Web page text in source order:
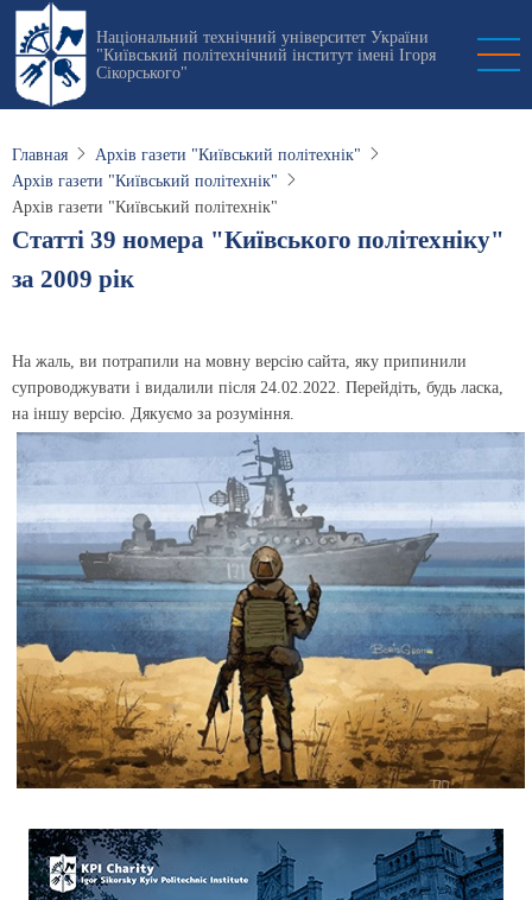
Перейти
основному
содержанию
Національний технічний університет України
"Київський політехнічний інститут імені Ігоря
Сікорського"
Главная
Архів газети "Київський політехнік"
Архів газети "Київський політехнік"
Архів газети "Київський політехнік"
Статті 39 номера "Київського політехніку"
за 2009 рік
На жаль, ви потрапили на мовну версію сайта, яку припинили
супроводжувати і видалили після 24.02.2022. Перейдіть, будь ласка,
на іншу версію. Дякуємо за розуміння.